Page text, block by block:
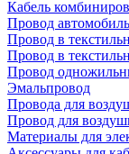
Кабель
Провод
Провод в
Провод в
Провод
Эмальпровод
Провода для
Провод для
Материалы для